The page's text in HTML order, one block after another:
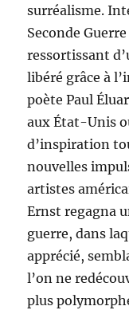
surréalisme.
Seconde
ressortissant
libéré grâce à
poète Paul
aux État-Unis
d’inspiration
nouvelles
artistes
Ernst regagna
guerre, dans
apprécié,
l’on ne
plus